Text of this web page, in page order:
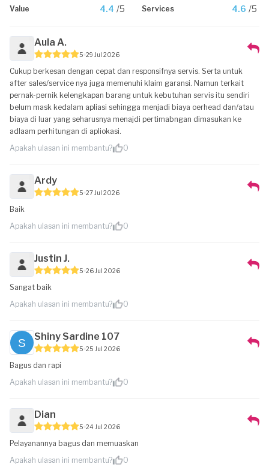
Value 4.4 /5 Services 4.6 /5
Aula A.
5 29 Jul 2026
Cukup berkesan dengan cepat dan responsifnya servis. Serta untuk
after sales/service nya juga memenuhi klaim garansi. Namun terkait
pernak-pernik kelengkapan barang untuk kebutuhan servis itu sendiri
belum mask kedalam apliasi sehingga menjadi biaya oerhead dan/atau
biaya di luar yang seharusnya menajdi pertimabngan dimasukan ke
adlaam perhitungan di apliokasi.
Apakah ulasan ini membantu?
0
Ardy
5 27 Jul 2026
Baik
Apakah ulasan ini membantu?
0
Justin J.
5 26 Jul 2026
Sangat baik
Apakah ulasan ini membantu?
0
Shiny Sardine 107
5 25 Jul 2026
Bagus dan rapi
Apakah ulasan ini membantu?
0
Dian
5 24 Jul 2026
Pelayanannya bagus dan memuaskan
Apakah ulasan ini membantu?
0